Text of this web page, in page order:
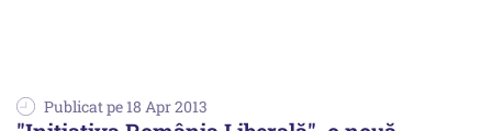
Publicat pe 18 Apr 2013